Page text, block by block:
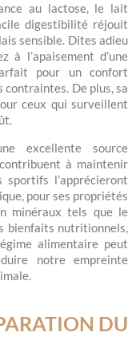
au lactose, le lait
digestibilité réjouit
sensible. Dites adieu
à l’apaisement d’une
pour un confort
De plus, sa
ceux qui surveillent
excellente source
à maintenir
sportifs l’apprécieront
pour ses propriétés
minéraux tels que le
bienfaits nutritionnels,
alimentaire peut
notre empreinte
DU